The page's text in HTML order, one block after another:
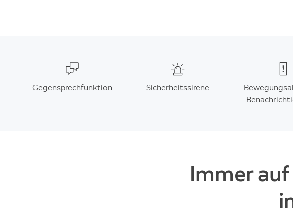
Gegensprechfunktion Sicherheitssirene
Immer